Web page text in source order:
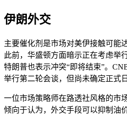
伊朗外交
主要催化剂是市场对美伊接触可能
此前，华盛顿方面暗示正在考虑举
特朗普也表示冲突“即将结束”。
举行第二轮会谈，但尚未确定正式日
一位市场策略师在路透社风格的市
倾向于认为，外交手段可以抑制油